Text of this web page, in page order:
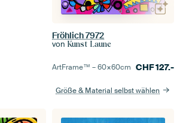
Fröhlich 7972
von Kunst Laune
ArtFrame™ –60×60cm CHF127.-
Größe & Material selbst wählen